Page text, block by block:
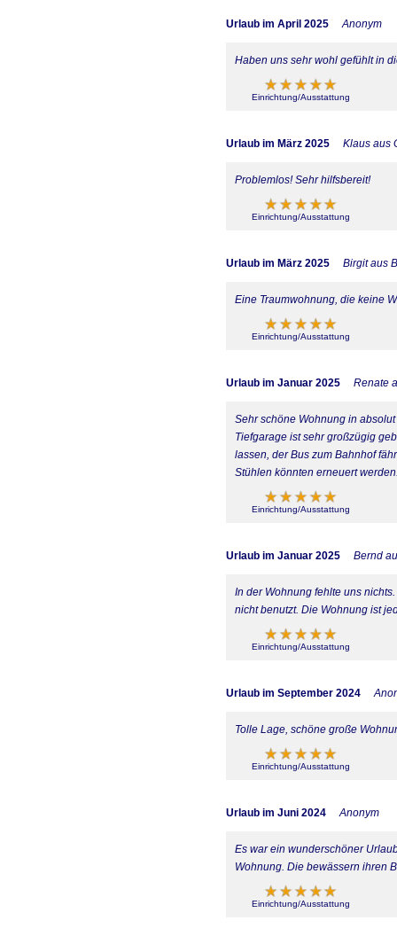
Urlaub im April 2025 Anonym
Haben uns sehr wohl gefühlt in
Einrichtung/Ausstattung
Urlaub im März 2025 Klaus aus
Problemlos! Sehr hilfsbereit!
Einrichtung/Ausstattung
Urlaub im März 2025 Birgit aus
Eine Traumwohnung, die keine
Einrichtung/Ausstattung
Urlaub im Januar 2025 Renate
Sehr schöne Wohnung in
Tiefgarage ist sehr großzügig
lassen, der Bus zum Bahnhof
Stühlen könnten erneuert
Einrichtung/Ausstattung
Urlaub im Januar 2025 Bernd
In der Wohnung fehlte uns
nicht benutzt. Die Wohnung ist
Einrichtung/Ausstattung
Urlaub im September 2024
Tolle Lage, schöne große
Einrichtung/Ausstattung
Urlaub im Juni 2024 Anonym
Es war ein wunderschöner
Wohnung. Die bewässern ihren
Einrichtung/Ausstattung